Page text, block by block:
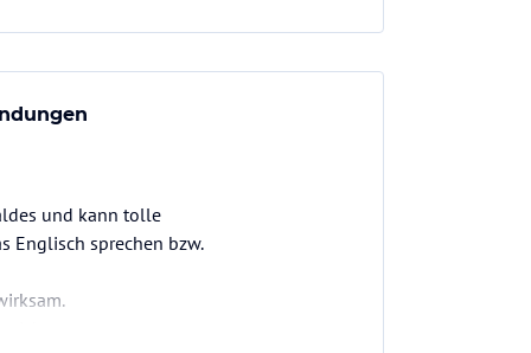
und kann tolle
Englisch sprechen bzw.